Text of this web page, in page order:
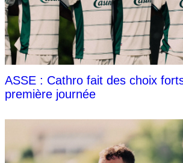
ASSE : Cathro fait des choix
première journée